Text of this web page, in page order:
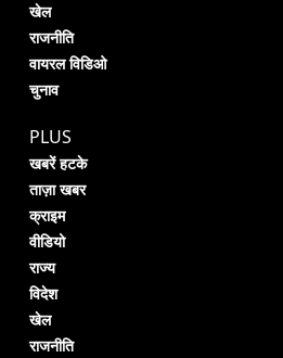
खेल
राजनीति
वायरल विडिओ
चुनाव
PLUS
खबरें हटके
ताज़ा खबर
क्राइम
वीडियो
राज्य
विदेश
खेल
राजनीति